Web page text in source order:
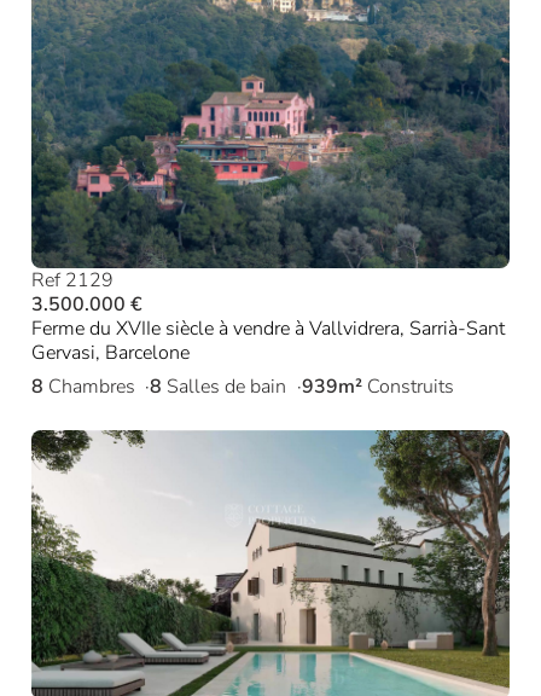
Ref 2129
3.500.000 €
Ferme du XVIIe siècle à vendre à Vallvidrera, Sarrià-Sant
Gervasi, Barcelone
8 Chambres 8 Salles de bain 939m² Construits